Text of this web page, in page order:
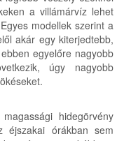
a villámárvíz lehet
modellek szerint a
akár egy kiterjedtebb,
egyelőre nagyobb
úgy nagyobb
hidegörvény
éjszakai órákban sem